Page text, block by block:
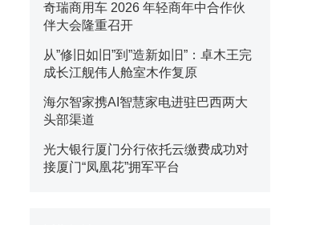
奇瑞商用车 2026 年轻商年中合作伙
伴大会隆重召开
从”修旧如旧”到”造新如旧”：卓木王完
成长江舰伟人舱室木作复原
海尔智家携AI智慧家电进驻巴西两大
头部渠道
光大银行厦门分行依托云缴费成功对
接厦门“凤凰花”拥军平台